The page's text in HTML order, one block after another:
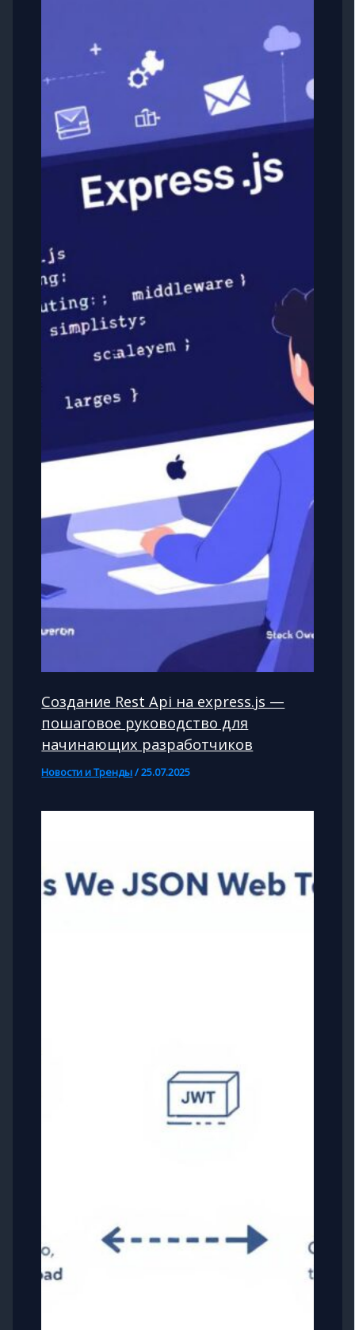
Создание Rest Api на express.js —
пошаговое руководство для
начинающих разработчиков
Новости и Тренды/25.07.2025